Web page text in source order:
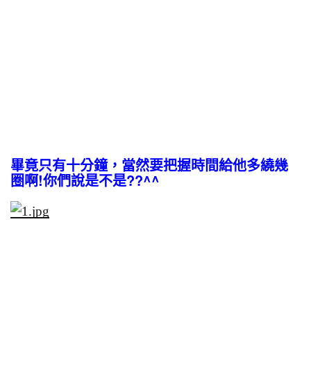
畢竟只有十分鐘，當然要把握時間給他多繞幾
圈啊!你們說是不是??^^